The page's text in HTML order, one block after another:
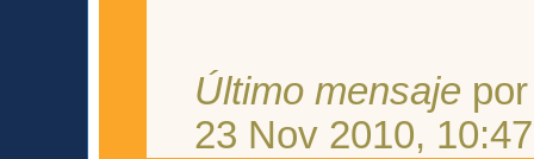
Último mensaje
23 Nov 2010, 10:47